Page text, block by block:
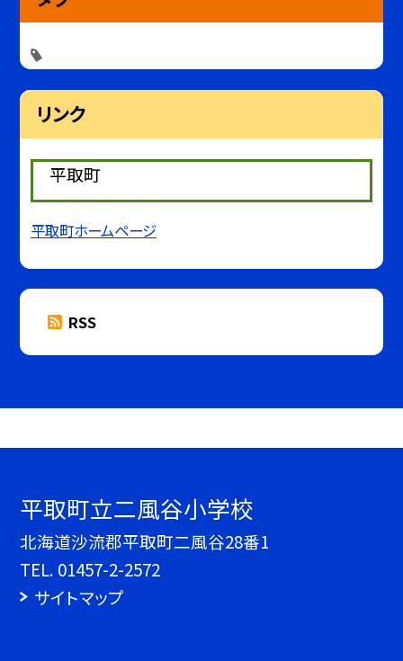
リンク
平取町
平取町ホームページ
RSS
平取町立二風谷小学校
北海道沙流郡平取町二風谷28番1
TEL. 01457-2-2572
サイトマップ